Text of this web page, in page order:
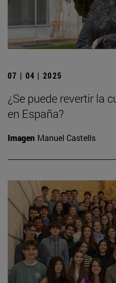
07 | 04 | 2025
¿Se puede revertir la
en España?
Imagen Manuel Castells